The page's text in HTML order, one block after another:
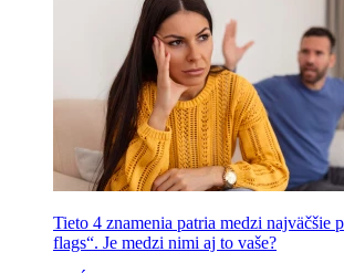
Tieto 4 znamenia patria medzi najväčšie
flags“. Je medzi nimi aj to vaše?